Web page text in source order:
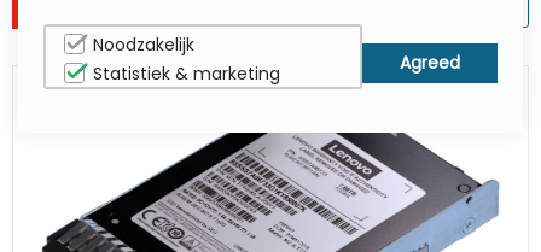
Noodzakelijk
Statistiek & marketing